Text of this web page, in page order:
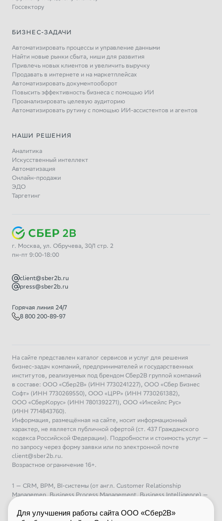
Госсектору
БИЗНЕС-ЗАДАЧИ
Автоматизировать процессы и управление данными
Найти новые рынки сбыта, ниши для развития
Привлечь новых клиентов и увеличить выручку
Продавать в интернете и на маркетплейсах
Автоматизировать документооборот
Повысить эффективность бизнеса с помощью ИИ
Проанализировать целевую аудиторию
Автоматизировать рутину с помощью ИИ-ассистентов и агентов
НАШИ РЕШЕНИЯ
Аналитика
Искусственный интеллект
Автоматизация
Онлайн-продажи
ЭДО
Таргетинг
г. Москва, ул. Обручева, 30/1 стр. 2
пн-пт 9:00-18:00
client@sber2b.ru
press@sber2b.ru
Горячая линия 24/7
8 800 200-89-97
На сайте представлен каталог сервисов и услуг для решения
бизнес-задач компаний, предпринимателей и государственных
институтов, реализуемых под брендом Сбер2В группой компаний
в составе: ООО «Сбер2В» (ИНН 7730241227), ООО «Сбер Бизнес
Софт» (ИНН 7730269550), ООО «ЦРР» (ИНН 7730261382),
ООО «СберКорус» (ИНН 7801392271), ООО «Инсейлс Рус»
(ИНН 7714843760).
Информация, размещённая на сайте, носит информационный
характер, не является публичной офертой (ст. 437 Гражданского
кодекса Российской Федерации). Подробности и стоимость услуг —
по запросу через форму заявки или по электронной почте
client@sber2b.ru.
Возрастное ограничение 16+.
1 — CRM, BPM, BI-системы (от англ. Customer Relationship
Managemen, Business Process Management, Business Intelligence) —
процессами, бизнес-аналитика
Для улучшения работы сайта ООО «Сбер2В»